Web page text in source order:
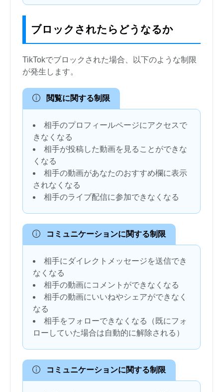
ブロックされたらどうなるか
TikTokでブロックされた場合、以下のような制限
が発生します。
閲覧に関する制限
相手のプロフィールページにアクセスで
きなくなる
相手が投稿した動画を見ることができな
くなる
相手の動画があなたのおすすめ欄に表示
されなくなる
相手のライブ配信に参加できなくなる
コミュニケーションに関する制限
相手にダイレクトメッセージを送信でき
なくなる
相手の動画にコメントができなくなる
相手の動画にいいねやシェアができなく
なる
相手をフォローできなくなる（既にフォ
ローしていた場合は自動的に解除される）
コミュニケーションに関する制限